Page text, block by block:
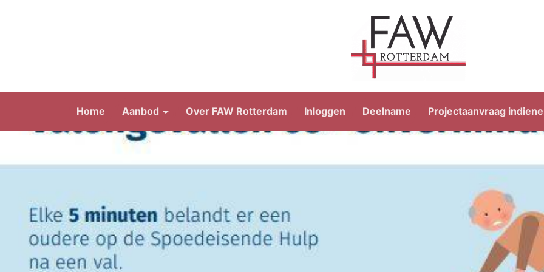
Home Aanbod Over FAW Rotterdam Inloggen Deelname Projectaanvraag